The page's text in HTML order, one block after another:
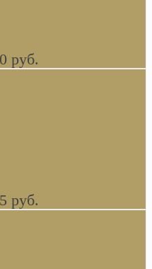
санфаянса
НАЛИЧИИ
руб.
x 510 мм белая,
В НАЛИЧИИ
руб.